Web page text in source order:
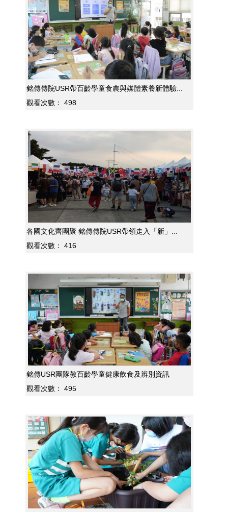
銘傳傳院USR帶百齡學童食農與媒體素養新體驗...
觀看次數：
498
各國文化齊團聚 銘傳傳院USR帶領走入「新」...
觀看次數：
416
銘傳USR團隊教百齡學童健康飲食及辨別資訊
觀看次數：
495